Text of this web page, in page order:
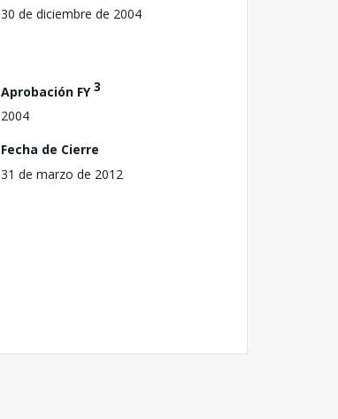
30 de diciembre de 2004
Aprobación FY3
2004
Fecha de Cierre
31 de marzo de 2012